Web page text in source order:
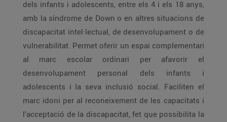
dels infants i adolescents, entre els 4 i els 18 anys,
amb la síndrome de Down o en altres situacions de
discapacitat intel·lectual, de desenvolupament o de
vulnerabilitat. Permet oferir un espai complementari
al marc escolar ordinari per afavorir el
desenvolupament personal dels infants i
adolescents i la seva inclusió social. Faciliten el
marc idoni per al reconeixement de les capacitats i
l’acceptació de la discapacitat, fet que possibilita la